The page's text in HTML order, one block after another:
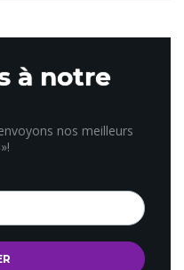
à notre
nos meilleurs